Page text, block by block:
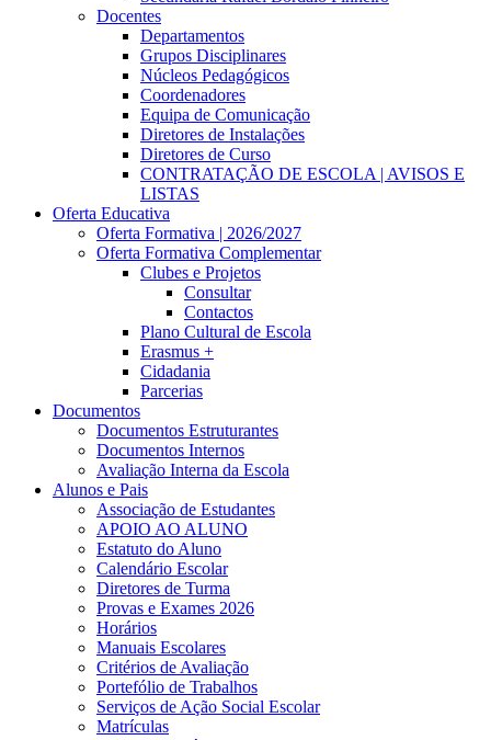
Docentes
Departamentos
Grupos Disciplinares
Núcleos Pedagógicos
Coordenadores
Equipa de Comunicação
Diretores de Instalações
Diretores de Curso
CONTRATAÇÃO DE ESCOLA | AVISOS E
LISTAS
Oferta Educativa
Oferta Formativa | 2026/2027
Oferta Formativa Complementar
Clubes e Projetos
Consultar
Contactos
Plano Cultural de Escola
Erasmus +
Cidadania
Parcerias
Documentos
Documentos Estruturantes
Documentos Internos
Avaliação Interna da Escola
Alunos e Pais
Associação de Estudantes
APOIO AO ALUNO
Estatuto do Aluno
Calendário Escolar
Diretores de Turma
Provas e Exames 2026
Horários
Manuais Escolares
Critérios de Avaliação
Portefólio de Trabalhos
Serviços de Ação Social Escolar
Matrículas